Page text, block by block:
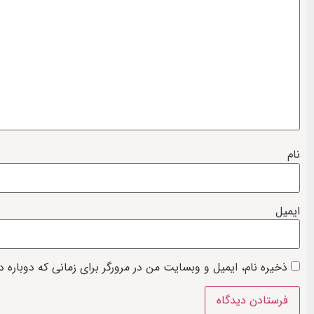
نام
ایمیل
ذخیره نام، ایمیل و وبسایت من در مرورگر برای زمانی که